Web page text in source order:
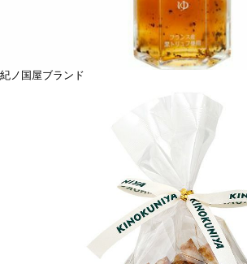
紀ノ国屋ブランド